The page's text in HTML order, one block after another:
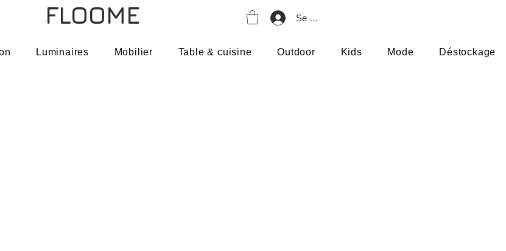
FLOOME Se connecter
Luminaires Mobilier Table & cuisine Outdoor Kids Mode Déstockage